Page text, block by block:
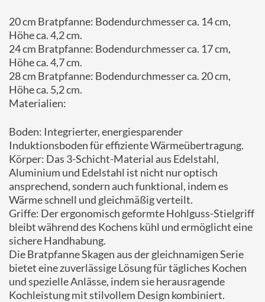
20 cm Bratpfanne: Bodendurchmesser ca. 14 cm,
Höhe ca. 4,2 cm.
24 cm Bratpfanne: Bodendurchmesser ca. 17 cm,
Höhe ca. 4,7 cm.
28 cm Bratpfanne: Bodendurchmesser ca. 20 cm,
Höhe ca. 5,2 cm.
Materialien:
Boden: Integrierter, energiesparender
Induktionsboden für effiziente Wärmeübertragung.
Körper: Das 3-Schicht-Material aus Edelstahl,
Aluminium und Edelstahl ist nicht nur optisch
ansprechend, sondern auch funktional, indem es
Wärme schnell und gleichmäßig verteilt.
Griffe: Der ergonomisch geformte Hohlguss-Stielgriff
bleibt während des Kochens kühl und ermöglicht eine
sichere Handhabung.
Die Bratpfanne Skagen aus der gleichnamigen Serie
bietet eine zuverlässige Lösung für tägliches Kochen
und spezielle Anlässe, indem sie herausragende
Kochleistung mit stilvollem Design kombiniert.